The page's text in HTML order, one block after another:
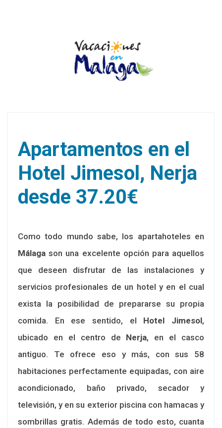
Apartamentos en el
Hotel Jimesol, Nerja
desde 37.20€
Como todo mundo sabe, los apartahoteles en
Málaga son una excelente opción para aquellos
que deseen disfrutar de las instalaciones y
servicios profesionales de un hotel y en el cual
exista la posibilidad de prepararse su propia
comida. En ese sentido, el Hotel Jimesol,
ubicado en el centro de Nerja, en el casco
antiguo. Te ofrece eso y más, con sus 58
habitaciones perfectamente equipadas, con aire
acondicionado, baño privado, secador y
televisión, y en su exterior piscina con hamacas y
sombrillas gratis. Además de todo esto, cuanta